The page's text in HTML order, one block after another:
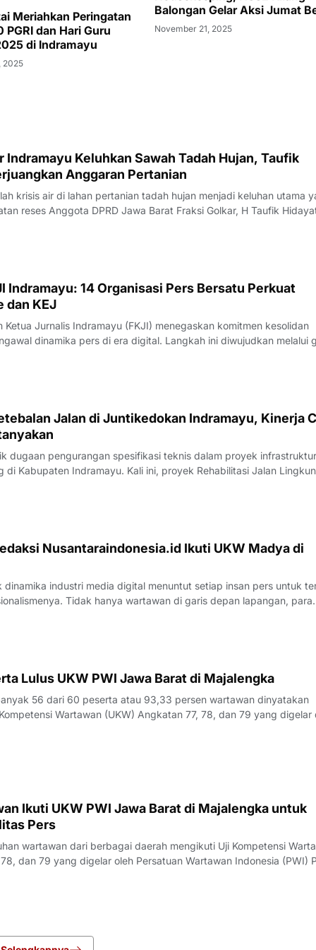
Meriahkan Peringatan
PGRI dan Hari Guru
di Indramayu
2025
Balongan Gelar Aksi Jumat
November 21, 2025
Indramayu Keluhkan Sawah Tadah Hujan, Taufik
Anggaran Pertanian
krisis air di lahan pertanian tadah hujan menjadi keluhan utama
reses Anggota DPRD Jawa Barat Fraksi Golkar, H Taufik
Krangkeng, Kabupaten Indramayu, Sabtu (08/08/
Indramayu: 14 Organisasi Pers Bersatu Perkuat
dan KEJ
Ketua Jurnalis Indramayu (FKJI) menegaskan komitmen kesolidan
dinamika pers di era digital. Langkah ini diwujudkan melalui
bertempat di Rumah Makan Payoe, Jalan Olahraga, Indramayu,
Jalan di Juntikedokan Indramayu, Kinerja
dugaan pengurangan spesifikasi teknis dalam proyek
di Kabupaten Indramayu. Kali ini, proyek Rehabilitasi Jalan
Kecamatan Juntinyuat, berada di bawah sorotan tajam lantaran
Nusantaraindonesia.id Ikuti UKW Madya di
dinamika industri media digital menuntut setiap insan pers untuk
Tidak hanya wartawan di garis depan lapangan, para
merasa perlu kembali bercermin dan menguji kapasitas diri demi
Lulus UKW PWI Jawa Barat di Majalengka
56 dari 60 peserta atau 93,33 persen wartawan dinyatakan
Wartawan (UKW) Angkatan 77, 78, dan 79 yang digelar
Juli 2026.Penguji UKW, Rita, menyampaikan hasil evaluasi akhir
Ikuti UKW PWI Jawa Barat di Majalengka untuk
Pers
wartawan dari berbagai daerah mengikuti Uji Kompetensi
dan 79 yang digelar oleh Persatuan Wartawan Indonesia (PWI)
Rabu (22/7/2026).Pelaksana Tugas (Plt) Ketua PWI Jawa